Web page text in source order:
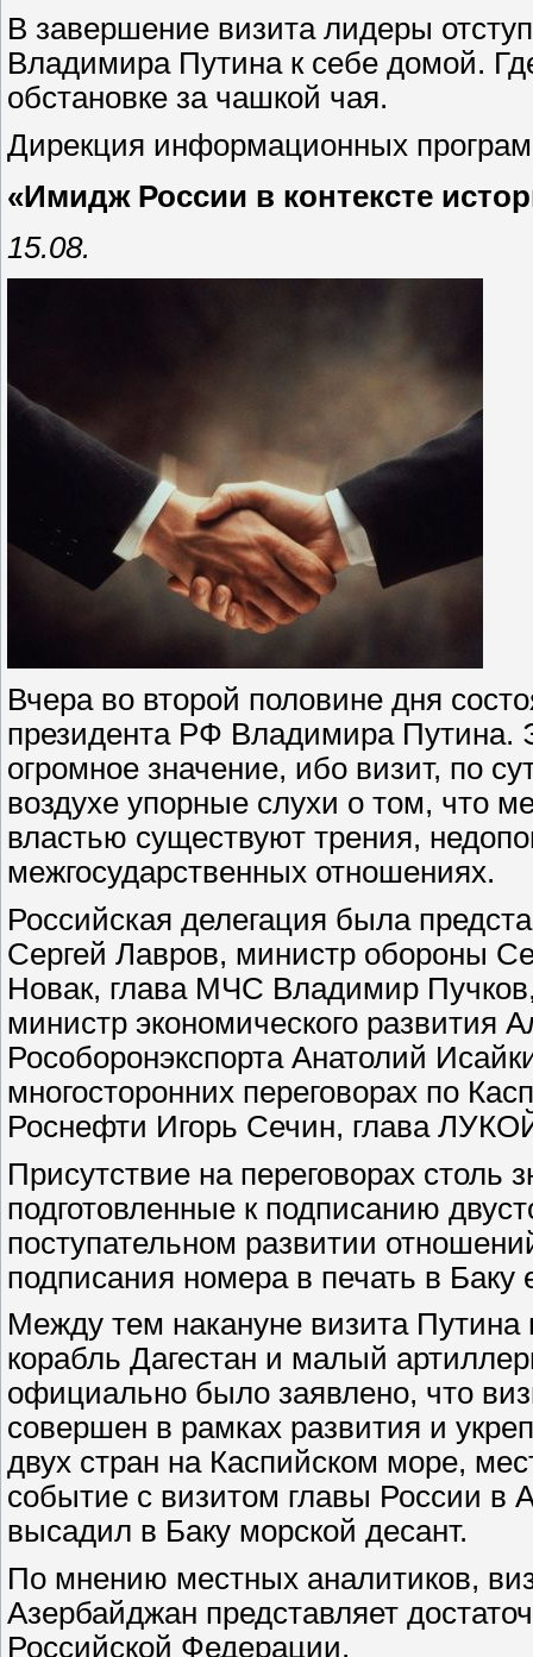
В завершение визита лидеры
Владимира Путина к себе домой.
обстановке за чашкой чая.
Дирекция информационных
«Имидж России в контексте
15.08.
Вчера во второй половине дня
президента РФ Владимира
огромное значение, ибо визит, по
воздухе упорные слухи о том, что
властью существуют трения,
межгосударственных отношениях.
Российская делегация была
Сергей Лавров, министр обороны
Новак, глава МЧС Владимир
министр экономического развития
Рособоронэкспорта Анатолий
многосторонних переговорах по
Роснефти Игорь Сечин, глава
Присутствие на переговорах столь
подготовленные к подписанию
поступательном развитии
подписания номера в печать в
Между тем накануне визита
корабль Дагестан и малый
официально было заявлено, что
совершен в рамках развития и
двух стран на Каспийском море,
событие с визитом главы России в
высадил в Баку морской десант.
По мнению местных аналитиков,
Азербайджан представляет
Российской Федерации.